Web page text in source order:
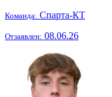
Команда: Спарта-КТ
Отзаявлен: 08.06.26